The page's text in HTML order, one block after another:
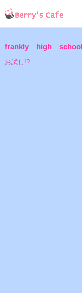
frankly high
お試し!?